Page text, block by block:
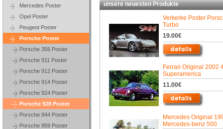
Mercedes Poster
Opel Poster
Peugeot Poster
Porsche Poster
Porsche 356 Poster
Porsche 911 Poster
Porsche 912 Poster
Porsche 914 Poster
Porsche 924 Poster
Porsche 928 Poster
Porsche 944 Poster
Porsche 959 Poster
unsere neuesten Produkte
Verkerke Poster
Turbo
19.00€
Ferrari Original 2002
Superamerica
11.00€
Mercedes Original
Mercedes-benz 500